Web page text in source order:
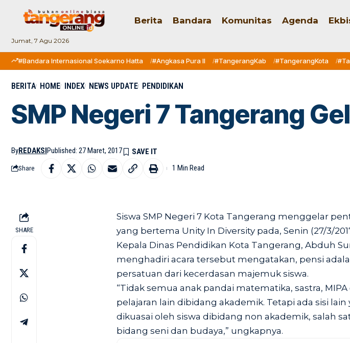
Jumat, 7 Agu 2026
Berita Bandara Komunitas Agenda
#Bandara Internasional Soekarno Hatta #Angkasa Pura II #TangerangKab #TangerangKota
BERITA HOME INDEX NEWS UPDATE PENDIDIKAN
SMP Negeri 7 Tangerang
ByREDAKSIPublished: 27 Maret, 2017
Share 1 Min Read
SHARE
Siswa SMP Negeri 7 Kota Tangerang menggelar
yang bertema Unity In Diversity pada, Senin (27/3/
Kepala Dinas Pendidikan Kota Tangerang, Abduh
menghadiri acara tersebut mengatakan, pensi
persatuan dari kecerdasan majemuk siswa.
“Tidak semua anak pandai matematika, sastra,
pelajaran lain dibidang akademik. Tetapi ada sisi
dikuasai oleh siswa dibidang non akademik, salah
bidang seni dan budaya,” ungkapnya.